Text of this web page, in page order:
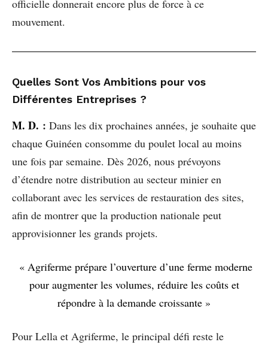
officielle donnerait encore plus de force à ce
mouvement.
Quelles Sont Vos Ambitions pour vos
Différentes Entreprises ?
M. D. : Dans les dix prochaines années, je souhaite que
chaque Guinéen consomme du poulet local au moins
une fois par semaine. Dès 2026, nous prévoyons
d’étendre notre distribution au secteur minier en
collaborant avec les services de restauration des sites,
afin de montrer que la production nationale peut
approvisionner les grands projets.
« Agriferme prépare l’ouverture d’une ferme moderne
pour augmenter les volumes, réduire les coûts et
répondre à la demande croissante »
Pour Lella et Agriferme, le principal défi reste le